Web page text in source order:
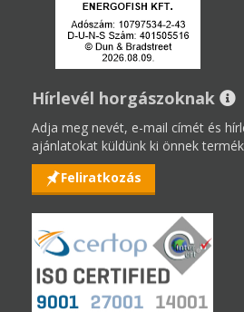
Hírlevél horgászoknak
Adja meg nevét, e-mail címét és
ajánlatokat küldünk ki önnek
Feliratkozás